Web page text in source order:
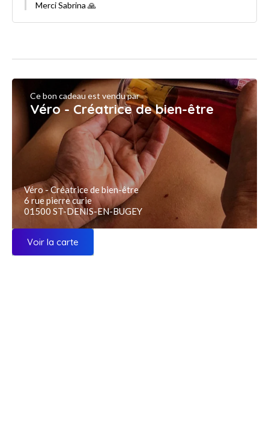
Merci Sabrina 🙏
Ce bon cadeau est vendu par
Véro - Créatrice de bien-être
Véro - Créatrice de bien-être
6 rue pierre curie
01500 ST-DENIS-EN-BUGEY
Voir la carte